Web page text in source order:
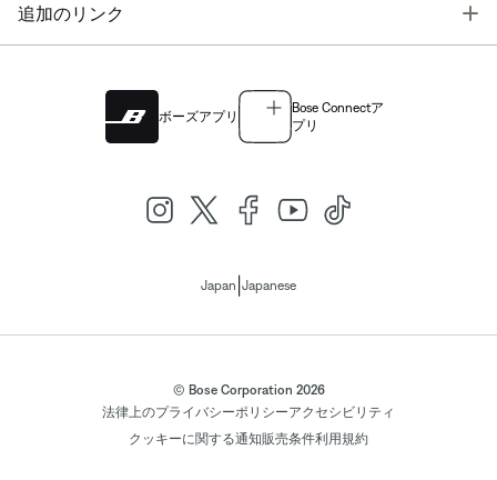
追加のリンク
ボーズアプリ
Bose Connectア
プリ
Japan Japanese
© Bose Corporation 2026
法律上のプライバシーポリシーアクセシビリティ
クッキーに関する通知販売条件利用規約